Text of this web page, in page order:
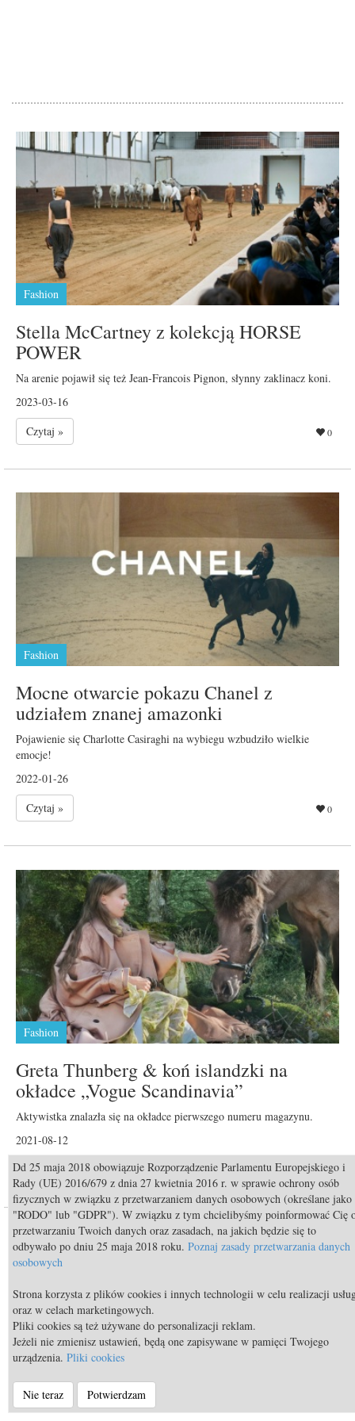
Fashion
Stella McCartney z kolekcją HORSE
POWER
Na arenie pojawił się też Jean-Francois Pignon, słynny zaklinacz koni.
2023-03-16
Czytaj »
0
Fashion
Mocne otwarcie pokazu Chanel z
udziałem znanej amazonki
Pojawienie się Charlotte Casiraghi na wybiegu wzbudziło wielkie
emocje!
2022-01-26
Czytaj »
0
Fashion
Greta Thunberg & koń islandzki na
okładce „Vogue Scandinavia”
Aktywistka znalazła się na okładce pierwszego numeru magazynu.
2021-08-12
Czytaj »
0
Fashion
Dd 25 maja 2018 obowiązuje Rozporządzenie Parlamentu Europejskiego i
Rady (UE) 2016/679 z dnia 27 kwietnia 2016 r. w sprawie ochrony osób
fizycznych w związku z przetwarzaniem danych osobowych (określane jako
"RODO" lub "GDPR"). W związku z tym chcielibyśmy poinformować Cię
przetwarzaniu Twoich danych oraz zasadach, na jakich będzie się to
odbywało po dniu 25 maja 2018 roku. Poznaj zasady przetwarzania danych
osobowych
Strona korzysta z plików cookies i innych technologii w celu realizacji
oraz w celach marketingowych.
Pliki cookies są też używane do personalizacji reklam.
Jeżeli nie zmienisz ustawień, będą one zapisywane w pamięci Twojego
urządzenia. Pliki cookies
Nie teraz Potwierdzam